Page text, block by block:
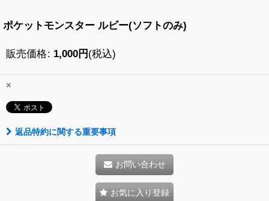
ポケットモンスター ルビー(ソフトのみ)
販売価格: 1,000円 (税込)
×
返品特約に関する重要事項
お問い合わせ
お気に入り登録